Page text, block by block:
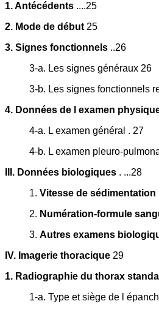
1. Antécédents ....25
2. Mode de début 25
3. Signes fonctionnels ..26
3-a. Les signes généraux 26
3-b. Les signes fonctionnels
4. Données de l examen
4-a. L examen général . 27
4-b. L examen pleuro-
III. Données biologiques . ...28
1. Vitesse de sédimentation
2. Numération-formule
3. Autres examens
IV. Imagerie thoracique 29
1. Radiographie du thorax
1-a. Type et siège de l